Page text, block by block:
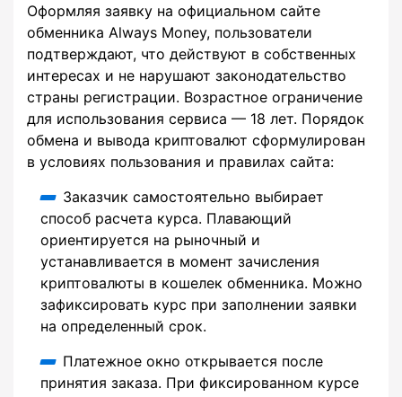
Оформляя заявку на официальном сайте
обменника Always Money, пользователи
подтверждают, что действуют в собственных
интересах и не нарушают законодательство
страны регистрации. Возрастное ограничение
для использования сервиса — 18 лет. Порядок
обмена и вывода криптовалют сформулирован
в условиях пользования и правилах сайта:
Заказчик самостоятельно выбирает
способ расчета курса. Плавающий
ориентируется на рыночный и
устанавливается в момент зачисления
криптовалюты в кошелек обменника. Можно
зафиксировать курс при заполнении заявки
на определенный срок.
Платежное окно открывается после
принятия заказа. При фиксированном курсе